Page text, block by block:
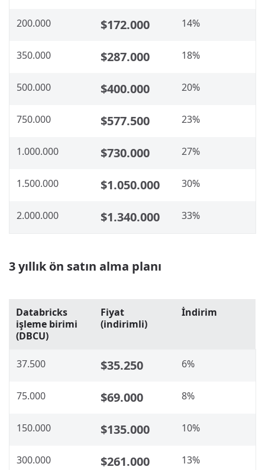
200.000 $172.000 14%
350.000 $287.000 18%
500.000 $400.000 20%
750.000 $577.500 23%
1.000.000 $730.000 27%
1.500.000 $1.050.000 30%
2.000.000 $1.340.000 33%
3 yıllık ön satın alma planı
Databricks
işleme birimi
(DBCU)
Fiyat
(indirimli)
İndirim
37.500 $35.250 6%
75.000 $69.000 8%
150.000 $135.000 10%
300.000 $261.000 13%